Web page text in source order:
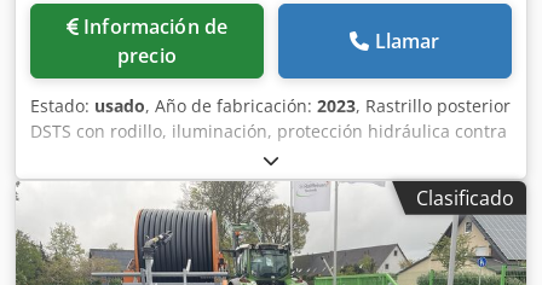
Información de
precio
Llamar
Estado: usado, Año de fabricación: 2023, Rastrillo posterior
DSTS con rodillo, iluminación, protección hidráulica contra
piedras / lanza telescópica KAT III/IV, juego de rejas con
punta HMS + deflector, 30 juegos de rejas de ala / planas,
tabla niveladora de rodillo DSTS, homologado para 40
km/h, rodillo DSTS, chasis apto para 40 km/h, freno
neumático / 40 km/h / Cjdsrxuq Nepfx Ahzjha
Clasificado